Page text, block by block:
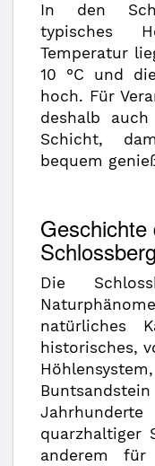
In den
typisches
Temperatur
10 °C und
hoch. Für
deshalb
Schicht,
bequem
Geschichte
Die
natürliches
historisches,
quarzhaltiger
anderem für